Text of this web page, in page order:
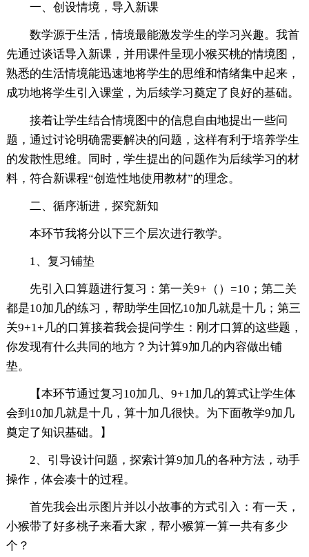
一、创设情境，导入新课
数学源于生活，情境最能激发学生的学习兴趣。我首
先通过谈话导入新课，并用课件呈现小猴买桃的情境图，
熟悉的生活情境能迅速地将学生的思维和情绪集中起来，
成功地将学生引入课堂，为后续学习奠定了良好的基础。
接着让学生结合情境图中的信息自由地提出一些问
题，通过讨论明确需要解决的问题，这样有利于培养学生
的发散性思维。同时，学生提出的问题作为后续学习的材
料，符合新课程“创造性地使用教材”的理念。
二、循序渐进，探究新知
本环节我将分以下三个层次进行教学。
1、复习铺垫
先引入口算题进行复习：第一关9+（）=10；第二关
都是10加几的练习，帮助学生回忆10加几就是十几；第三
关9+1+几的口算接着我会提问学生：刚才口算的这些题，
你发现有什么共同的地方？为计算9加几的内容做出铺
垫。
【本环节通过复习10加几、9+1加几的算式让学生体
会到10加几就是十几，算十加几很快。为下面教学9加几
奠定了知识基础。】
2、引导设计问题，探索计算9加几的各种方法，动手
操作，体会凑十的过程。
首先我会出示图片并以小故事的方式引入：有一天，
小猴带了好多桃子来看大家，帮小猴算一算一共有多少
个？